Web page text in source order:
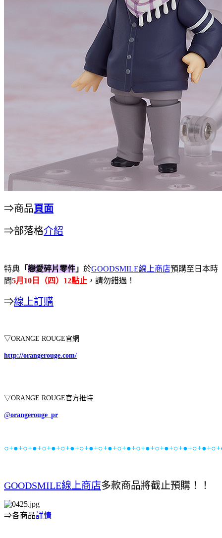
⇒商品頁面
⇒部落格介紹
特典 「戀愛碎片零件 」 於GOODSMILE線上商店預購至日本時
間5月10日（四）12點止 ，請勿錯過！
⇒線上訂購
▽ORANGE ROUGE官網
http://orangerouge.com/
▽ORANGE ROUGE官方推特
@orangerouge_pr
GOODSMILE線上商店多款商品將截止預購！！
⇒各商品詳情